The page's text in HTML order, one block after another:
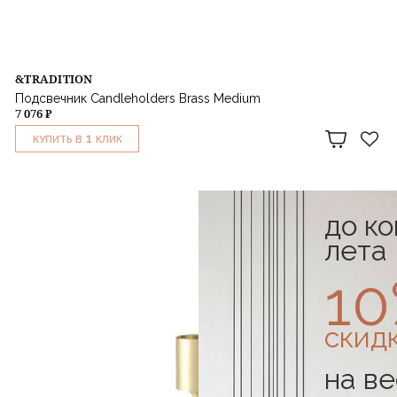
&TRADITION
Подсвечник Candleholders Brass Medium
7 076 ₽
КУПИТЬ В 1 КЛИК
до
лета
на